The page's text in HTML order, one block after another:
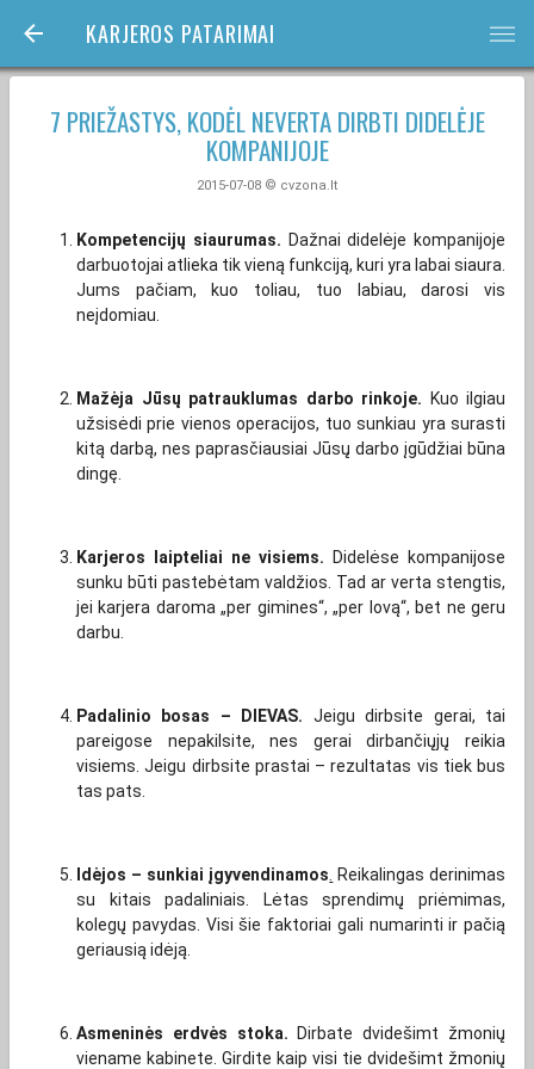
KARJEROS PATARIMAI bars
7 PRIEŽASTYS, KODĖL NEVERTA DIRBTI DIDELĖJE
KOMPANIJOJE
2015-07-08 © cvzona.lt
Kompetencijų siaurumas. Dažnai didelėje kompanijoje
darbuotojai atlieka tik vieną funkciją, kuri yra labai siaura.
Jums pačiam, kuo toliau, tuo labiau, darosi vis
neįdomiau.
Mažėja Jūsų patrauklumas darbo rinkoje. Kuo ilgiau
užsisėdi prie vienos operacijos, tuo sunkiau yra surasti
kitą darbą, nes paprasčiausiai Jūsų darbo įgūdžiai būna
dingę.
Karjeros laipteliai ne visiems. Didelėse kompanijose
sunku būti pastebėtam valdžios. Tad ar verta stengtis,
jei karjera daroma „per gimines“, „per lovą“, bet ne geru
darbu.
Padalinio bosas – DIEVAS. Jeigu dirbsite gerai, tai
pareigose nepakilsite, nes gerai dirbančiųjų reikia
visiems. Jeigu dirbsite prastai – rezultatas vis tiek bus
tas pats.
Idėjos – sunkiai įgyvendinamos
Reikalingas derinimas
su kitais padaliniais. Lėtas sprendimų priėmimas,
kolegų pavydas. Visi šie faktoriai gali numarinti ir pačią
geriausią idėją.
Asmeninės erdvės stoka. Dirbate dvidešimt žmonių
viename kabinete. Girdite kaip visi tie dvidešimt žmonių